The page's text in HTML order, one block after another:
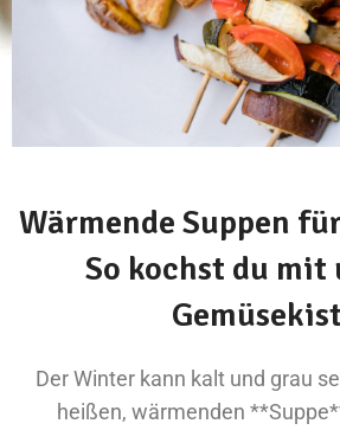
Wärmende Suppen
So kochst du mit
Der Winter kann kalt und grau
heißen, wärmenden